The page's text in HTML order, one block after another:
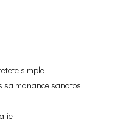
simple
sa manance sanatos.